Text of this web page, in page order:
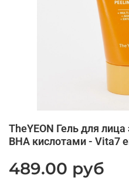
TheYEON Гель для
BHA кислотами - Vita7
489.00 руб